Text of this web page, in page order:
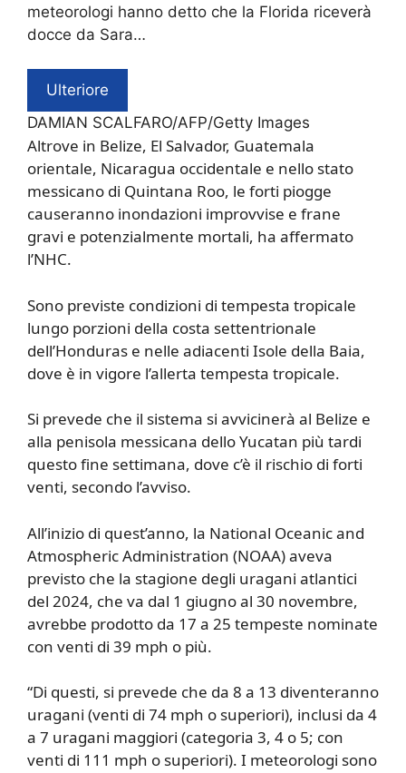
meteorologi hanno detto che la Florida riceverà
docce da Sara…
Ulteriore
DAMIAN SCALFARO/AFP/Getty Images
Altrove in Belize, El Salvador, Guatemala
orientale, Nicaragua occidentale e nello stato
messicano di Quintana Roo, le forti piogge
causeranno inondazioni improvvise e frane
gravi e potenzialmente mortali, ha affermato
l’NHC.
Sono previste condizioni di tempesta tropicale
lungo porzioni della costa settentrionale
dell’Honduras e nelle adiacenti Isole della Baia,
dove è in vigore l’allerta tempesta tropicale.
Si prevede che il sistema si avvicinerà al Belize e
alla penisola messicana dello Yucatan più tardi
questo fine settimana, dove c’è il rischio di forti
venti, secondo l’avviso.
All’inizio di quest’anno, la National Oceanic and
Atmospheric Administration (NOAA) aveva
previsto che la stagione degli uragani atlantici
del 2024, che va dal 1 giugno al 30 novembre,
avrebbe prodotto da 17 a 25 tempeste nominate
con venti di 39 mph o più.
“Di questi, si prevede che da 8 a 13 diventeranno
uragani (venti di 74 mph o superiori), inclusi da 4
a 7 uragani maggiori (categoria 3, 4 o 5; con
venti di 111 mph o superiori). I meteorologi sono